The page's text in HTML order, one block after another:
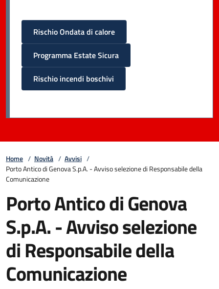
Rischio Ondata di calore
Programma Estate Sicura
Rischio incendi boschivi
Home / Novità / Avvisi /
Porto Antico di Genova S.p.A. - Avviso selezione di Responsabile della
Comunicazione
Porto Antico di Genova
S.p.A. - Avviso selezione
di Responsabile della
Comunicazione